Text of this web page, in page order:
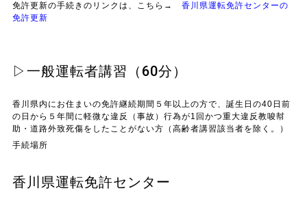
免許更新の手続きのリンクは、こちら→ 香川県運転免許センターの
免許更新
▷一般運転者講習（60分）
香川県内にお住まいの免許継続期間５年以上の方で、誕生日の40日前
の日から５年間に軽微な違反（事故）行為が1回かつ重大違反教唆幇
助・道路外致死傷をしたことがない方（高齢者講習該当者を除く。）
手続場所
香川県運転免許センター